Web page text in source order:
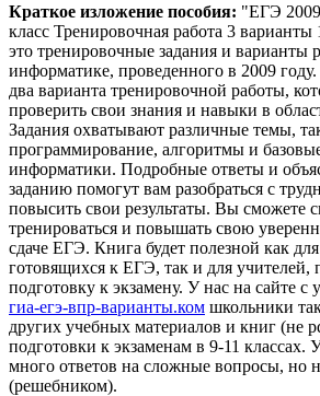
Краткое изложение пособия: "ЕГЭ
класс Тренировочная работа 3
это тренировочные задания и варианты
информатике, проведенного в 2009
два варианта тренировочной работы,
проверить свои знания и навыки в
Задания охватывают различные темы,
программирование, алгоритмы и
информатики. Подробные ответы и
заданию помогут вам разобраться с
повысить свои результаты. Вы сможете
тренироваться и повышать свою
сдаче ЕГЭ. Книга будет полезной как
готовящихся к ЕГЭ, так и для учителей,
подготовку к экзамену. У нас на сайте с
гиа-егэ-впр-варианты.ком школьники
других учебных материалов и книг (не
подготовки к экзаменам в 9-11 классах.
много ответов на сложные вопросы, но
(решебником).